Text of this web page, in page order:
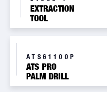
EXTRACTION
TOOL
ATS61100P
ATS PRO
PALM DRILL
(2600RPM)